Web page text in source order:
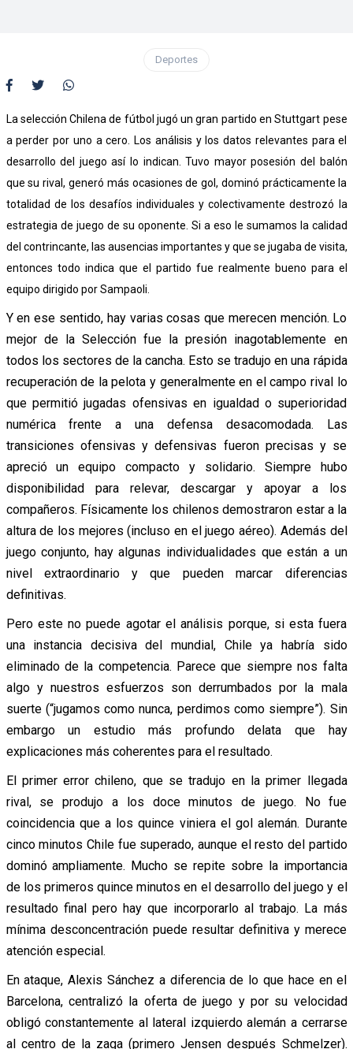
Deportes
La selección Chilena de fútbol jugó un gran partido en Stuttgart pese
a perder por uno a cero. Los análisis y los datos relevantes para el
desarrollo del juego así lo indican. Tuvo mayor posesión del balón
que su rival, generó más ocasiones de gol, dominó prácticamente la
totalidad de los desafíos individuales y colectivamente destrozó la
estrategia de juego de su oponente. Si a eso le sumamos la calidad
del contrincante, las ausencias importantes y que se jugaba de visita,
entonces todo indica que el partido fue realmente bueno para el
equipo dirigido por Sampaoli.
Y en ese sentido, hay varias cosas que merecen mención. Lo
mejor de la Selección fue la presión inagotablemente en
todos los sectores de la cancha. Esto se tradujo en una rápida
recuperación de la pelota y generalmente en el campo rival lo
que permitió jugadas ofensivas en igualdad o superioridad
numérica frente a una defensa desacomodada. Las
transiciones ofensivas y defensivas fueron precisas y se
apreció un equipo compacto y solidario. Siempre hubo
disponibilidad para relevar, descargar y apoyar a los
compañeros. Físicamente los chilenos demostraron estar a la
altura de los mejores (incluso en el juego aéreo). Además del
juego conjunto, hay algunas individualidades que están a un
nivel extraordinario y que pueden marcar diferencias
definitivas.
Pero este no puede agotar el análisis porque, si esta fuera
una instancia decisiva del mundial, Chile ya habría sido
eliminado de la competencia. Parece que siempre nos falta
algo y nuestros esfuerzos son derrumbados por la mala
suerte (“jugamos como nunca, perdimos como siempre”). Sin
embargo un estudio más profundo delata que hay
explicaciones más coherentes para el resultado.
El primer error chileno, que se tradujo en la primer llegada
rival, se produjo a los doce minutos de juego. No fue
coincidencia que a los quince viniera el gol alemán. Durante
cinco minutos Chile fue superado, aunque el resto del partido
dominó ampliamente. Mucho se repite sobre la importancia
de los primeros quince minutos en el desarrollo del juego y el
resultado final pero hay que incorporarlo al trabajo. La más
mínima desconcentración puede resultar definitiva y merece
atención especial.
En ataque, Alexis Sánchez a diferencia de lo que hace en el
Barcelona, centralizó la oferta de juego y por su velocidad
obligó constantemente al lateral izquierdo alemán a cerrarse
al centro de la zaga (primero Jensen después Schmelzer).